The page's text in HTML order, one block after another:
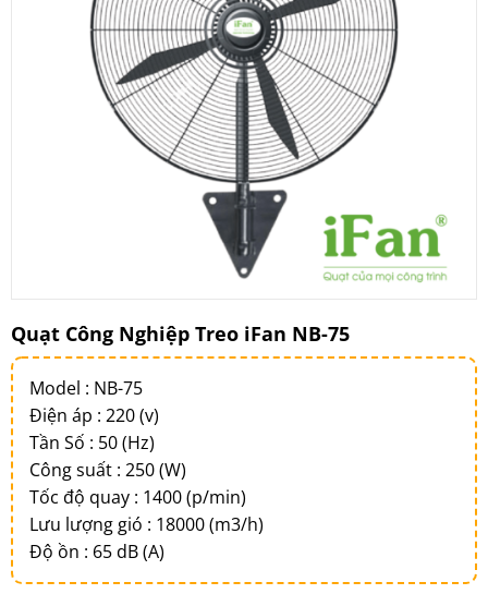
Quạt Công Nghiệp Treo iFan NB-75
Model : NB-75
Điện áp : 220 (v)
Tần Số : 50 (Hz)
Công suất : 250 (W)
Tốc độ quay : 1400 (p/min)
Lưu lượng gió : 18000 (m3/h)
Độ ồn : 65 dB (A)